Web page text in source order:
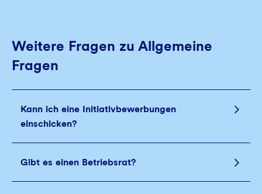
Weitere Fragen zu Allgemeine
Fragen
Kann ich eine Initiativbewerbungen
einschicken?
Gibt es einen Betriebsrat?